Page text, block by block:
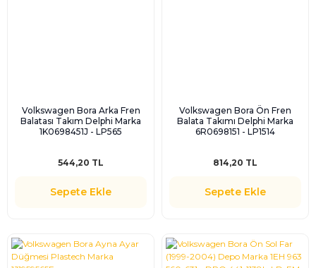
Volkswagen Bora Arka Fren
Balatası Takım Delphi Marka
1K0698451J - LP565
544,20 TL
Sepete Ekle
Volkswagen Bora Ön Fren
Balata Takımı Delphi Marka
6R0698151 - LP1514
814,20 TL
Sepete Ekle